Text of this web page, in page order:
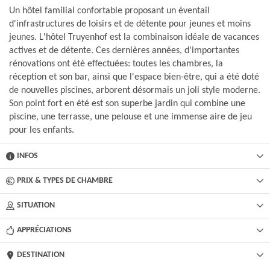
Un hôtel familial confortable proposant un éventail
d'infrastructures de loisirs et de détente pour jeunes et moins
jeunes. L'hôtel Truyenhof est la combinaison idéale de vacances
actives et de détente. Ces dernières années, d'importantes
rénovations ont été effectuées: toutes les chambres, la
réception et son bar, ainsi que l'espace bien-être, qui a été doté
de nouvelles piscines, arborent désormais un joli style moderne.
Son point fort en été est son superbe jardin qui combine une
piscine, une terrasse, une pelouse et une immense aire de jeu
pour les enfants.
INFOS
PRIX & TYPES DE CHAMBRE
SITUATION
APPRÉCIATIONS
DESTINATION